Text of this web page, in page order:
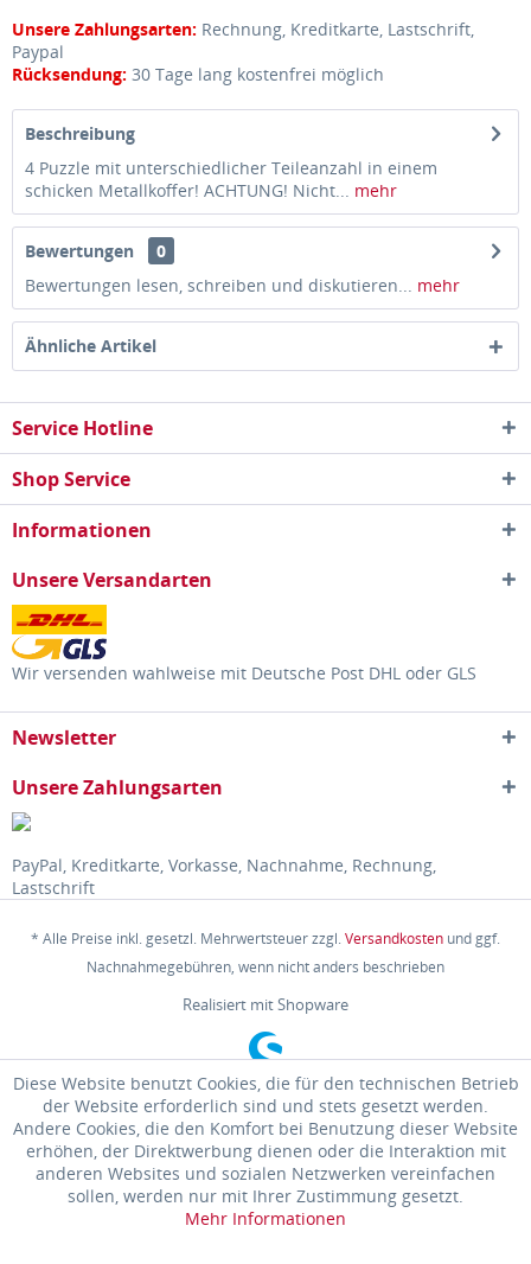
Unsere Zahlungsarten: Rechnung, Kreditkarte, Lastschrift,
Paypal
Rücksendung: 30 Tage lang kostenfrei möglich
Beschreibung
4 Puzzle mit unterschiedlicher Teileanzahl in einem
schicken Metallkoffer! ACHTUNG! Nicht... mehr
Bewertungen
0
Bewertungen lesen, schreiben und diskutieren... mehr
Ähnliche Artikel
Service Hotline
Shop Service
Informationen
Unsere Versandarten
Wir versenden wahlweise mit Deutsche Post DHL oder GLS
Newsletter
Unsere Zahlungsarten
PayPal, Kreditkarte, Vorkasse, Nachnahme, Rechnung,
Lastschrift
* Alle Preise inkl. gesetzl. Mehrwertsteuer zzgl.Versandkosten und ggf.
Nachnahmegebühren, wenn nicht anders beschrieben
Realisiert mit Shopware
Diese Website benutzt Cookies, die für den technischen Betrieb
der Website erforderlich sind und stets gesetzt werden.
Andere Cookies, die den Komfort bei Benutzung dieser Website
erhöhen, der Direktwerbung dienen oder die Interaktion mit
anderen Websites und sozialen Netzwerken vereinfachen
sollen, werden nur mit Ihrer Zustimmung gesetzt.
Mehr Informationen